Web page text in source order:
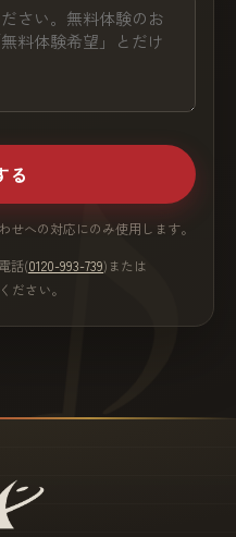
る
せへの対応にのみ使用します。
話(0120-993-739)または
ださい。